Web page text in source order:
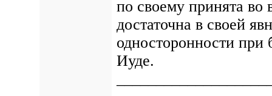
по своему принята во
достаточна в своей
односторонности при
Иуде.